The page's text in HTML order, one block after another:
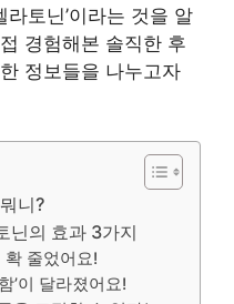
토닌’이라는 것을 알
경험해본 솔직한 후
정보들을 나누고자
니?
닌의 효과 3가지
확 줄었어요!
’이 달라졌어요!